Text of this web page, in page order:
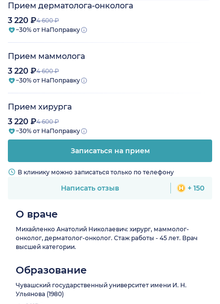
Прием дерматолога-онколога
3 220 ₽4 600 ₽
−30% от НаПоправку
Прием маммолога
3 220 ₽4 600 ₽
−30% от НаПоправку
Прием хирурга
3 220 ₽4 600 ₽
−30% от НаПоправку
Записаться на прием
В клинику можно записаться только по телефону
Написать отзыв + 150
О враче
Михайленко Анатолий Николаевич: хирург, маммолог-
онколог, дерматолог-онколог. Стаж работы - 45 лет. Врач
высшей категории.
Образование
Чувашский государственный университет имени И. Н.
Ульянова (1980)